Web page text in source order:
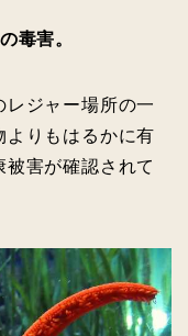
毒害。
ジャー場所の一
よりもはるかに有
害が確認されて